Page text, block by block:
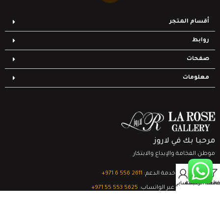
أقسام المتجر
روابط
صفحات
معلومات
مرحبا بك في لاروز
موطن الفخامة والإبداع والابتكار
تواصل مع خدمة الدعم: ‎+971 6 556 2611
الدعم الفني عبر الواتساب: ‎+971 55 553 5625
قائمة الرغبات
0
السلةحسابي